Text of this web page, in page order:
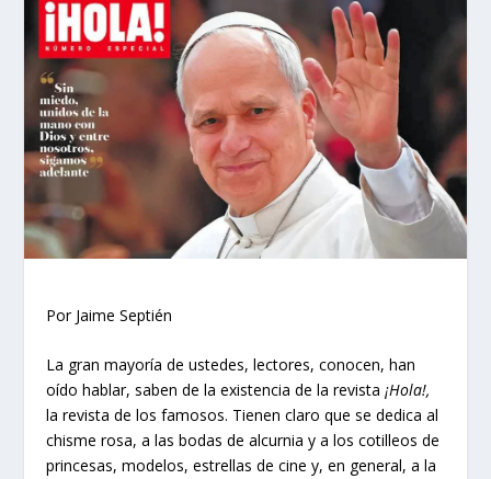
Por Jaime Septién
La gran mayoría de ustedes, lectores, conocen, han
oído hablar, saben de la existencia de la revista¡Hola!,
la revista de los famosos. Tienen claro que se dedica al
chisme rosa, a las bodas de alcurnia y a los cotilleos de
princesas, modelos, estrellas de cine y, en general, a la